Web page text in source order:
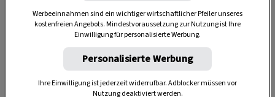
Werbeeinnahmen sind ein wichtiger wirtschaftlicher Pfeiler unseres
kostenfreien Angebots. Mindestvoraussetzung zur Nutzung ist Ihre
Einwilligung für personalisierte Werbung.
Personalisierte Werbung
Ihre Einwilligung ist jederzeit widerrufbar. Adblocker müssen vor
Nutzung deaktiviert werden.